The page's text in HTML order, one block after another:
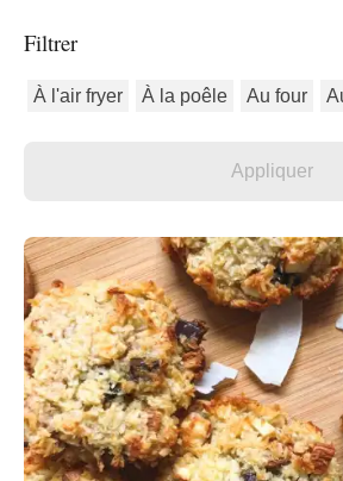
Filtrer
À l'air fryer À la poêle Au four